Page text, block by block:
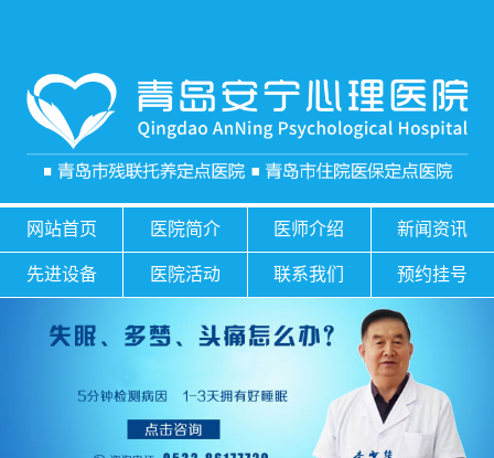
网站首页 医院简介 医师介绍 新闻资讯
先进设备 医院活动 联系我们 预约挂号